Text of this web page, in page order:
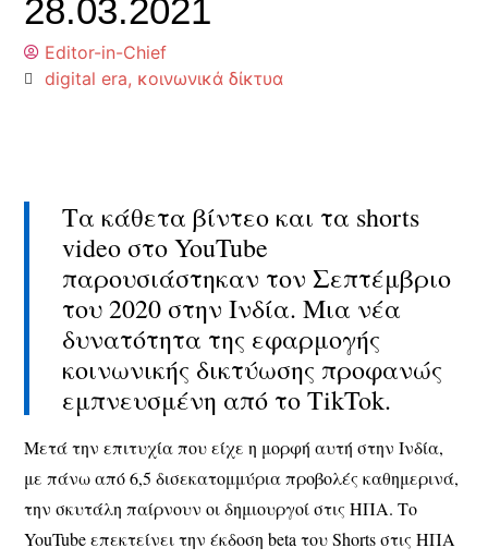
28.03.2021
Editor-in-Chief
digital era, κοινωνικά δίκτυα
Τα κάθετα βίντεο και τα shorts
video στο YouTube
παρουσιάστηκαν τον Σεπτέμβριο
του 2020 στην Ινδία. Μια νέα
δυνατότητα της εφαρμογής
κοινωνικής δικτύωσης προφανώς
εμπνευσμένη από το TikTok.
Μετά την επιτυχία που είχε η μορφή αυτή στην Ινδία,
με πάνω από 6,5 δισεκατομμύρια προβολές καθημερινά,
την σκυτάλη παίρνουν οι δημιουργοί στις ΗΠΑ. Το
YouTube επεκτείνει την έκδοση beta του Shorts στις ΗΠΑ